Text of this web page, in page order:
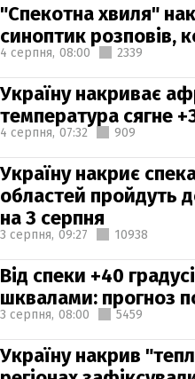
"Спекотна хвиля"
синоптик розповів,
4 серпня, 08:00 2339
Україну накриває
температура сягне
4 серпня, 07:32 909
Україну накриє
областей пройдуть
на 3 серпня
3 серпня, 09:27 10938
Від спеки +40
шквалами: прогноз
3 серпня, 08:00 5459
Україну накрив